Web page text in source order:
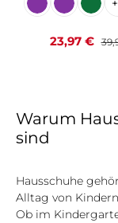
Monotweed
(Diese Option ist
+
23,97 €
Warum
sind
Hausschuhe
Alltag von
Ob im